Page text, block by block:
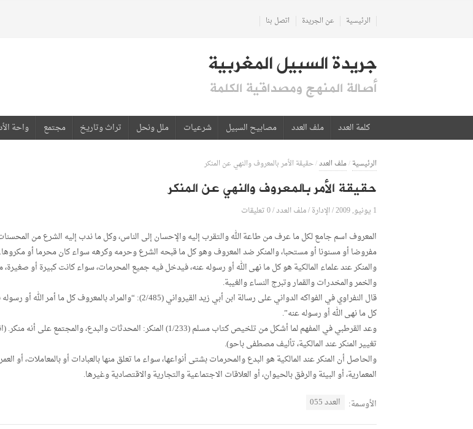
الرئيسية عن الجريدة اتصل بنا
جريدة السبيل المغربية
أصالة المنهج ومصداقية الكلمة
كلمة العدد ملف العدد مصابيح السبيل شرعيات ملل ونحل تراث وتاريخ مجتمع واحة
الرئيسية/ملف العدد/حقيقة الأمر بالمعروف والنهي عن المنكر
حقيقة الأمر بالمعروف والنهي عن المنكر
1 يونيو, 2009 /الإدارة/ملف العدد/0 تعليقات
المعروف اسم جامع لكل ما عرف من طاعة الله والتقرب إليه والإحسان إلى الناس، وكل ما ندب إليه الشرع من
مفروضا أو مسنونا أو مستحبا، والمنكر ضد المعروف وهو كل ما قبحه الشرع وحرمه وكرهه سواء كان محرما أو مكروها.
والمنكر عند علماء المالكية هو كل ما نهى الله أو رسوله عنه، فيدخل فيه جميع المحرمات، سواء كانت كبيرة أو صغيرة،
والخمر والمخدرات والقمار وتبرج النساء والغيبة.
قال النفراوي في الفواكه الدواني على رسالة ابن أبي زيد القيرواني (2/485): “والمراد بالمعروف كل ما أمر
كل ما نهى الله أو رسوله عنه”.
وعد القرطبي في المفهم لما أشكل من تلخيص كتاب مسلم (1/233) المنكر: المحدثات والبدع، والمجتمع على
تغيير المنكر عند المالكية، تأليف مصطفى باحو).
والحاصل أن المنكر عند المالكية هو البدع والمحرمات بشتى أنواعها، سواء ما تعلق منها بالعبادات أو بالمعاملات، أو
المعمارية، أو البيئة والرفق بالحيوان، أو العلاقات الاجتماعية والتجارية والاقتصادية وغيرها.
الأوسمة: العدد 055